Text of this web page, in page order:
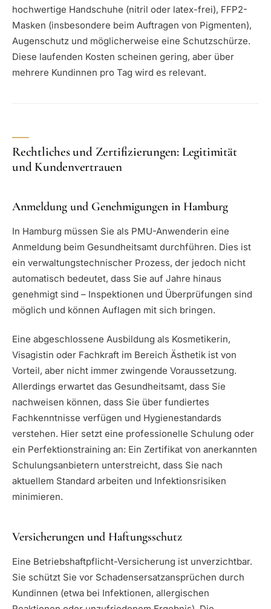
hochwertige Handschuhe (nitril oder latex-frei), FFP2-
Masken (insbesondere beim Auftragen von Pigmenten),
Augenschutz und möglicherweise eine Schutzschürze.
Diese laufenden Kosten scheinen gering, aber über
mehrere Kundinnen pro Tag wird es relevant.
Rechtliches und Zertifizierungen: Legitimität
und Kundenvertrauen
Anmeldung und Genehmigungen in Hamburg
In Hamburg müssen Sie als PMU-Anwenderin eine
Anmeldung beim Gesundheitsamt durchführen. Dies ist
ein verwaltungstechnischer Prozess, der jedoch nicht
automatisch bedeutet, dass Sie auf Jahre hinaus
genehmigt sind – Inspektionen und Überprüfungen sind
möglich und können Auflagen mit sich bringen.
Eine abgeschlossene Ausbildung als Kosmetikerin,
Visagistin oder Fachkraft im Bereich Ästhetik ist von
Vorteil, aber nicht immer zwingende Voraussetzung.
Allerdings erwartet das Gesundheitsamt, dass Sie
nachweisen können, dass Sie über fundiertes
Fachkenntnisse verfügen und Hygienestandards
verstehen. Hier setzt eine professionelle Schulung oder
ein Perfektionstraining an: Ein Zertifikat von anerkannten
Schulungsanbietern unterstreicht, dass Sie nach
aktuellem Standard arbeiten und Infektionsrisiken
minimieren.
Versicherungen und Haftungsschutz
Eine Betriebshaftpflicht-Versicherung ist unverzichtbar.
Sie schützt Sie vor Schadensersatzansprüchen durch
Kundinnen (etwa bei Infektionen, allergischen